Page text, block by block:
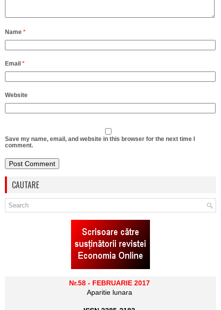
Name *
Email *
Website
Save my name, email, and website in this browser for the next time I
comment.
CAUTARE
Nr.58 - FEBRUARIE 2017
Aparitie lunara